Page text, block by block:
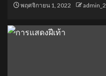
พฤศจิกายน 1, 2022